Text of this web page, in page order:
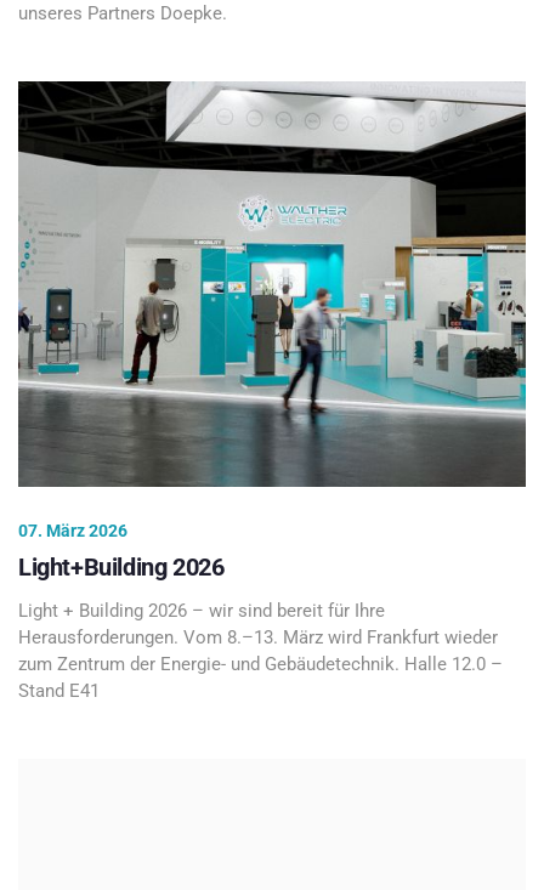
unseres Partners Doepke.
07. März 2026
Light+Building 2026
Light + Building 2026 – wir sind bereit für Ihre
Herausforderungen. Vom 8.–13. März wird Frankfurt wieder
zum Zentrum der Energie- und Gebäudetechnik. Halle 12.0 –
Stand E41